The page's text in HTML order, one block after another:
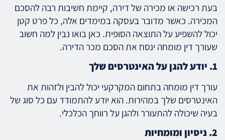
בעת רכישה או מכירה של דירה, קיימת חשיבות רבה להסכם
המכירה. כאשר מדובר בעסקה במימדים אלה, כל פרט קטן
יכול להשפיע על התוצאה הסופית. כאן בואו נבין למה חשוב
שעורך דין מומחה ינסח את הסכם מכר הדירה.
1. יודע להגן על האינטרסים שלך
עורך דין מומחה בתחום המקרקעי יכול להבין ולזהות את
האינטרסים שלך במהירות. הוא יודע להתמודד עם כל סוג של
בעיה שיכולה להתעורר ולהגן על רווחך הכלכלי.
2. ניסיון ומומחיות